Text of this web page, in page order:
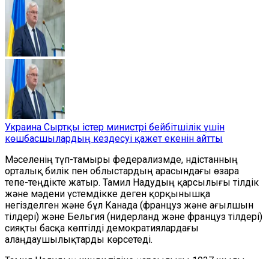
Украина Сыртқы істер министрі бейбітшілік үшін
көшбасшылардың кездесуі қажет екенін айтты
Мәселенің түп-тамыры федерализмде, Үндістанның
орталық билік пен облыстардың арасындағы өзара
тепе-теңдікте жатыр. Тамил Надудың қарсылығы тілдік
және мәдени үстемдікке деген қорқынышқа
негізделген және бұл Канада (француз және ағылшын
тілдері) және Бельгия (нидерланд және француз тілдері)
сияқты басқа көптілді демократиялардағы
алаңдаушылықтарды көрсетеді.